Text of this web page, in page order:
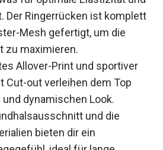
Der Ringerrücken ist
Polyester-Mesh gefertigt,
zu maximieren.
Allover-Print und sportiver
Cut-out verleihen dem Top
dynamischen Look.
und die
bieten dir ein
ideal für lange